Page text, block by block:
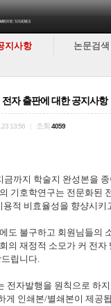
지사항
논문검색
자 출판에 대한 공지사항
13:56 조회 4059
금까지 학술지 완성본을
기호학연구는 전문화된
용적 비효율성을 향샹시키
도 불구하고 회원님들의
의 재정적 소모가 커 전자
립니다.
전자발행을 원칙으로 하
게 인쇄본/별쇄본이 제공